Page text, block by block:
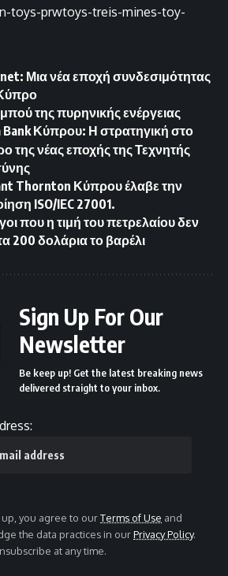
toys-prwtoys-treis-mines-toy-
Μια νέα εποχή συνδεσιμότητας
της πυρηνικής ενέργειας
Bank Κύπρου: Η στρατηγική στο
της νέας εποχής της Τεχνητής
Thornton Κύπρου έλαβε την
ISO/IEC 27001.
που η τιμή του πετρελαίου δεν
200 δολάρια το βαρέλι
Sign Up For Our
Newsletter
Be keep up! Get the latest breaking news
delivered straight to your inbox.
up, you agree to ourTerms of Use and
the data practices in ourPrivacy Policy.
at any time.